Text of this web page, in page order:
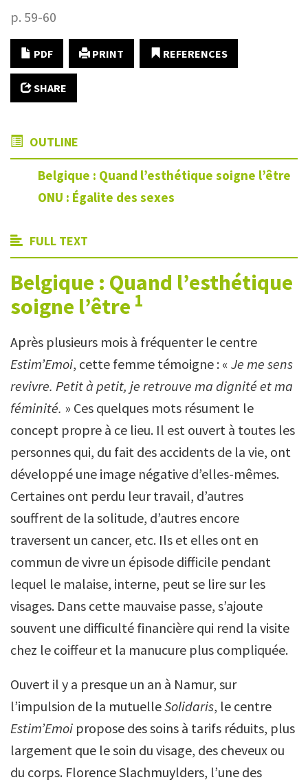
p. 59-60
PDF PRINT REFERENCES
SHARE
OUTLINE
Belgique : Quand l’esthétique soigne l’être
ONU : Égalite des sexes
FULL TEXT
Belgique : Quand l’esthétique
soigne l’être 1
Après plusieurs mois à fréquenter le centre
Estim’Emoi, cette femme témoigne : « Je me sens
revivre. Petit à petit, je retrouve ma dignité et ma
féminité. » Ces quelques mots résument le
concept propre à ce lieu. Il est ouvert à toutes les
personnes qui, du fait des accidents de la vie, ont
développé une image négative d’elles-mêmes.
Certaines ont perdu leur travail, d’autres
souffrent de la solitude, d’autres encore
traversent un cancer, etc. Ils et elles ont en
commun de vivre un épisode difficile pendant
lequel le malaise, interne, peut se lire sur les
visages. Dans cette mauvaise passe, s’ajoute
souvent une difficulté financière qui rend la visite
chez le coiffeur et la manucure plus compliquée.
Ouvert il y a presque un an à Namur, sur
l’impulsion de la mutuelleSolidaris, le centre
Estim’Emoi propose des soins à tarifs réduits, plus
largement que le soin du visage, des cheveux ou
du corps. Florence Slachmuylders, l’une des